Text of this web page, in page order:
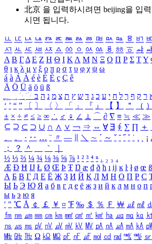
北京 을 입력하시려면 beijing을 입
시면 됩니다.
ㅥ ㅦ ㅧ ㅨ ㅩ ㅪ ㅫ ㅬ ㅭ ㅮ ㅯ ㅰ ㅱ ㅲ
ㅺ ㅻ ㅼ ㅽ ㅾ ㅿ ㆀ ㆁ ㆂ ㆃ ㆄ ㆅ ㆆ ㆇ ㆈ
Α Β ΓΔ Ε Ζ Η Θ Ι ΚΛ Μ Ν Ξ Ο Π Ρ Σ ΤΥ
θ ι κ λ μ ν ξ ο π ρ σ τ υ φ χ ψ ω
á à Á À é è É È ç Ç ê
Ä Ö Ü ä ö ü ß
ִֶֹ ֻּ ׁׂ ר ק ף ך ל ח י ע כ ג ד ש ץ ת צ מ נ ה ב
‘ ’ “ ” 〔 〕 〈 〉 「 」 『 』 【 】 ＂ （ ）
± × ÷ ≠ ≤ ≥ ∞ ∴ ♂ ♀ ∠ ⊥ ⌒ ∂ ∇ ≡ ≒ ≪ ≫
⊆ ⊇ ⊂ ⊃ ∪ ∩ ∧ ∨ ￢ ⇒ ⇔ ∀ ∃ ∮ ∑ ∏ ＋
、
。 · ‥ … ¨ 〃 ― ＼ ∼ ´ ～ ˇ ˘ ˝ ˚ ˙ ¸ ¡
；
？ ＾ ｀
½ ⅓ ⅔ ¼ ¾ ⅛ ⅜ ⅝ ⅞ ¹ ² ³ ⁴ ⁿ ₁ ₂ ₃ ₄
Æ Ð Ħ Ĳ Ł Ø Œ Þ Ŧ Ŋ æ đ ð ħ ı ĳ ĸ ŀ ł ø œ ß
А Б В Г Д Е Ё Ж З И Й К Л М Н О П Р С
Ы Ь Э Ю Я а б в г д е ё ж з и й к л м н о п
ы ь э ю я
′ ″ ℃ Å ￠ ￡ ￥ ¤ ℉ ‰ ＄ ％ Ｆ ￦ ㎕ ㎖
㎙ ㎚ ㎛ ㎜ ㎝ ㎞ ㎟ ㎠ ㎡ ㎢ ㏊ ㎍ ㎎ ㎏
㎱ ㎲ ㎳ ㎴ ㎵ ㎶ ㎷ ㎸ ㎹ ㎀ ㎁ ㎂ ㎃ ㎄
㎒ ㎓ ㎔ Ω ㏀ ㏁ ㎊ ㎋ ㎌ ㏖ ㏅ ㎭ ㎮ ㎯ ㏛